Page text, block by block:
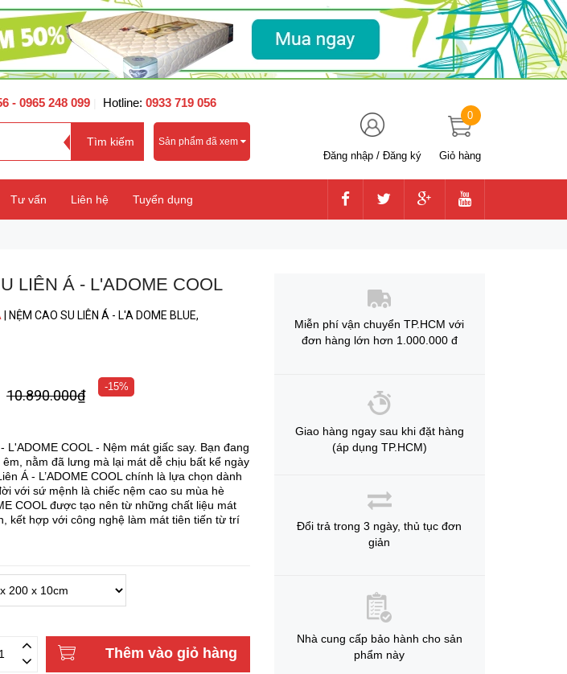
- 0965 248 099| Hotline: 0933 719 056
Sản phẩm đã xem
Đăng nhập / Đăng ký Giỏ hàng
0
Tư vấn Liên hệ Tuyển dụng
LIÊN Á - L'ADOME COOL
| NỆM CAO SU LIÊN Á - L'A DOME BLUE,
10.890.000₫
-15%
L'ADOME COOL - Nệm mát giấc say. Bạn đang
nằm đã lưng mà lại mát dễ chịu bất kể ngày
Á - L’ADOME COOL chính là lựa chọn dành
với sứ mệnh là chiếc nệm cao su mùa hè
COOL được tạo nên từ những chất liệu mát
kết hợp với công nghệ làm mát tiên tiến từ trí
Thêm vào giỏ hàng
Miễn phí vận chuyển TP.HCM với
đơn hàng lớn hơn 1.000.000 đ
Giao hàng ngay sau khi đặt hàng
(áp dụng TP.HCM)
Đổi trả trong 3 ngày, thủ tục đơn
giản
Nhà cung cấp bảo hành cho sản
phẩm này